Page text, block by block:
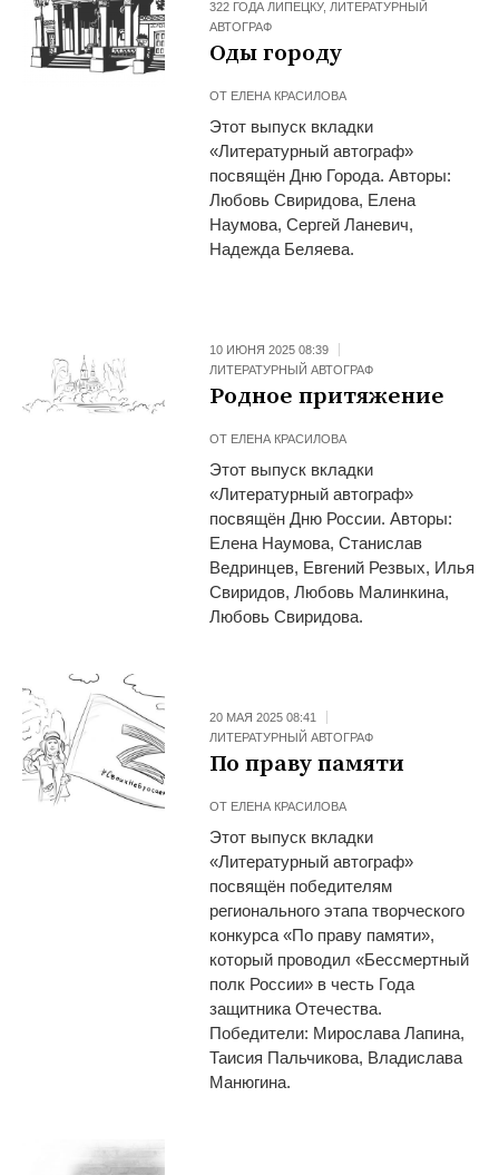
322 ГОДА ЛИПЕЦКУ,ЛИТЕРАТУРНЫЙ
АВТОГРАФ
Оды городу
ОТ ЕЛЕНА КРАСИЛОВА
Этот выпуск вкладки
«Литературный автограф»
посвящён Дню Города. Авторы:
Любовь Свиридова, Елена
Наумова, Сергей Ланевич,
Надежда Беляева.
10 ИЮНЯ 2025 08:39
ЛИТЕРАТУРНЫЙ АВТОГРАФ
Родное притяжение
ОТ ЕЛЕНА КРАСИЛОВА
Этот выпуск вкладки
«Литературный автограф»
посвящён Дню России. Авторы:
Елена Наумова, Станислав
Ведринцев, Евгений Резвых, Илья
Свиридов, Любовь Малинкина,
Любовь Свиридова.
20 МАЯ 2025 08:41
ЛИТЕРАТУРНЫЙ АВТОГРАФ
По праву памяти
ОТ ЕЛЕНА КРАСИЛОВА
Этот выпуск вкладки
«Литературный автограф»
посвящён победителям
регионального этапа творческого
конкурса «По праву памяти»,
который проводил «Бессмертный
полк России» в честь Года
защитника Отечества.
Победители: Мирослава Лапина,
Таисия Пальчикова, Владислава
Манюгина.